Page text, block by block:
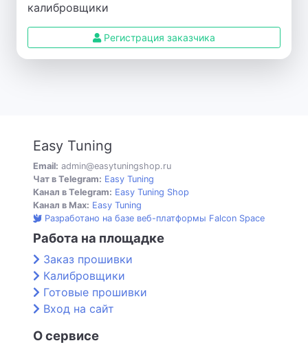
калибровщики
Регистрация заказчика
Easy Tuning
Email: admin@easytuningshop.ru
Чат в Telegram: Easy Tuning
Канал в Telegram: Easy Tuning Shop
Канал в Max: Easy Tuning
Разработано на базе веб-платформы Falcon Space
Работа на площадке
Заказ прошивки
Калибровщики
Готовые прошивки
Вход на сайт
О сервисе